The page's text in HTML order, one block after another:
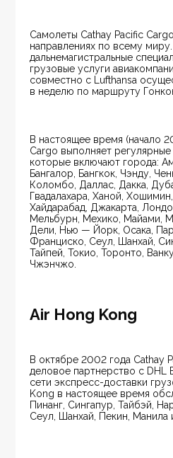
Самолеты Cathay Pacific
направлениях по всему
дальнемагистральные
грузовые услуги
совместно с Lufthansa
в неделю по маршруту
В настоящее время (начало
Cargo выполняет
которые включают города:
Бангалор, Бангкок, Чэнду,
Коломбо, Даллас, Дакка,
Гвадалахара, Ханой,
Хайдарабад, Джакарта,
Мельбурн, Мехико, Майами,
Дели, Нью — Йорк, Осака,
Франциско, Сеул, Шанхай,
Тайпей, Токио, Торонто,
Чжэнчжо.
Air Hong Kong
В октябре 2002 года Cathay
деловое партнерство с DHL
сети экспресс-доставки
Kong в настоящее время
Пинанг, Сингапур, Тайбэй,
Сеул, Шанхай, Пекин, Манила